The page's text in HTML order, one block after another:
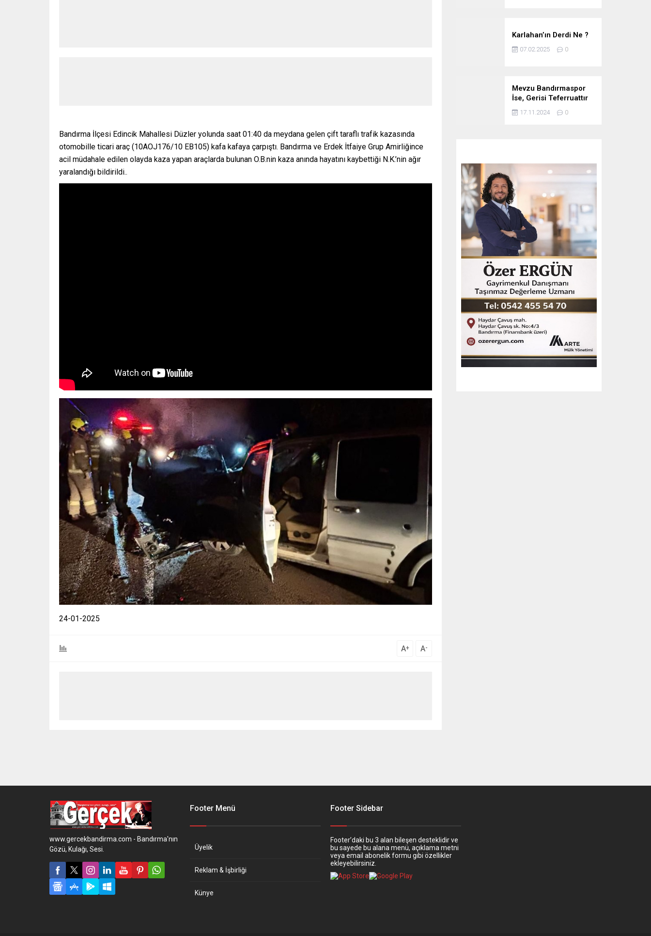
Bandırma İlçesi Edincik Mahallesi Düzler yolunda saat 01:40 da meydana gelen çift taraflı trafik kazasında
otomobille ticari araç (10AOJ176/10 EB105) kafa kafaya çarpıştı. Bandırma ve Erdek İtfaiye Grup Amirliğince
acil müdahale edilen olayda kaza yapan araçlarda bulunan O.B.nin kaza anında hayatını kaybettiği N.K.’nin ağır
yaralandığı bildirildi..
24-01-2025
A+ A-
Karlahan’ın Derdi Ne ?
07.02.2025 0
Mevzu Bandırmaspor
İse, Gerisi Teferruattır
17.11.2024 0
www.gercekbandirma.com - Bandırma'nın
Gözü, Kulağı, Sesi.
Footer Menü
Üyelik
Reklam & İşbirliği
Künye
Footer Sidebar
Footer’daki bu 3 alan bileşen desteklidir ve
bu sayede bu alana menü, açıklama metni
veya email abonelik formu gibi özellikler
ekleyebilirsiniz.